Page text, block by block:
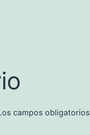
campos obligatorios